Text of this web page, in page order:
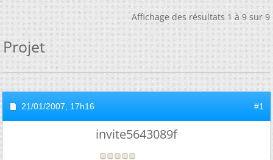
Affichage des résultats 1 à 9 sur 9
Projet
21/01/2007, 17h16 #1
invite5643089f